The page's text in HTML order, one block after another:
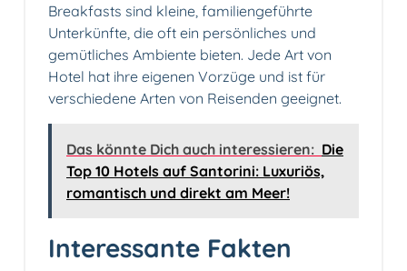
Breakfasts sind kleine, familiengeführte
Unterkünfte, die oft ein persönliches und
gemütliches Ambiente bieten. Jede Art von
Hotel hat ihre eigenen Vorzüge und ist für
verschiedene Arten von Reisenden geeignet.
Das könnte Dich auch interessieren: Die
Top 10 Hotels auf Santorini: Luxuriös,
romantisch und direkt am Meer!
Interessante Fakten